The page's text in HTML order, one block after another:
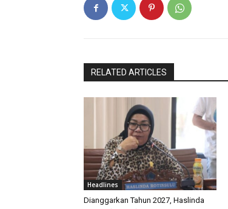
RELATED ARTICLES
Headlines
Dianggarkan Tahun 2027, Haslinda